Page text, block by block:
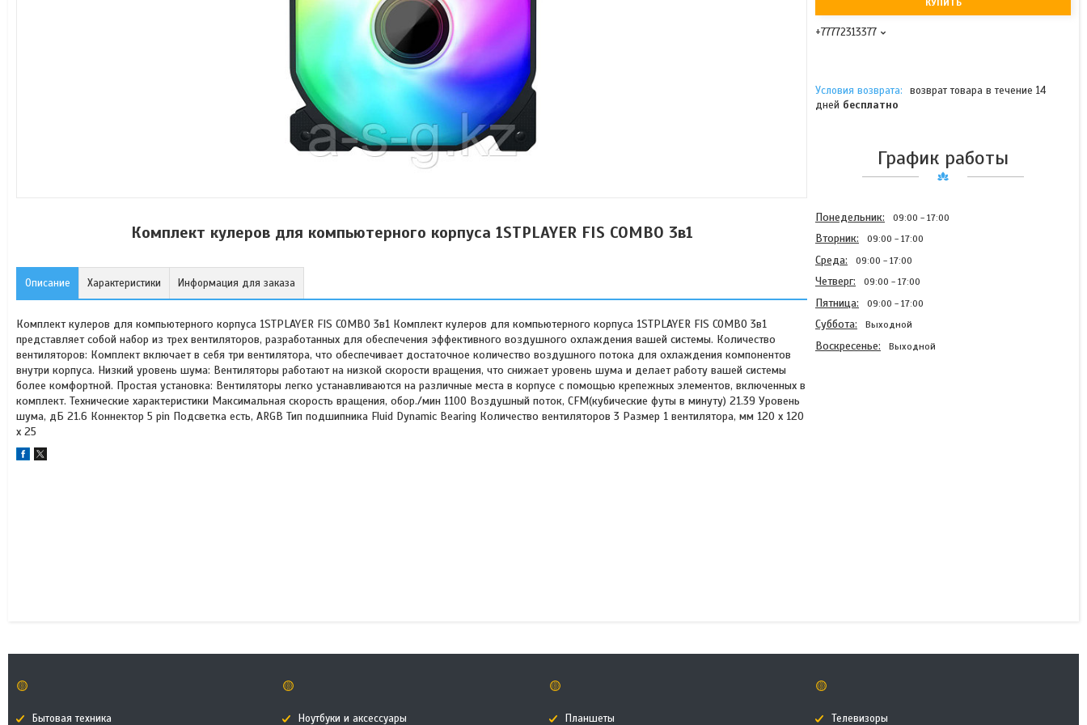
Комплект кулеров для компьютерного корпуса 1STPLAYER FIS COMBO 3в1
Описание Характеристики Информация для заказа
Комплект кулеров для компьютерного корпуса 1STPLAYER FIS COMBO 3в1 Комплект кулеров для компьютерного корпуса 1STPLAYER FIS COMBO 3в1
представляет собой набор из трех вентиляторов, разработанных для обеспечения эффективного воздушного охлаждения вашей системы. Количество
вентиляторов: Комплект включает в себя три вентилятора, что обеспечивает достаточное количество воздушного потока для охлаждения компонентов
внутри корпуса. Низкий уровень шума: Вентиляторы работают на низкой скорости вращения, что снижает уровень шума и делает работу вашей системы
более комфортной. Простая установка: Вентиляторы легко устанавливаются на различные места в корпусе с помощью крепежных элементов, включенных в
комплект. Технические характеристики Максимальная скорость вращения, обор./мин 1100 Воздушный поток, CFM(кубические футы в минуту) 21.39 Уровень
шума, дБ 21.6 Коннектор 5 pin Подсветка есть, ARGB Тип подшипника Fluid Dynamic Bearing Количество вентиляторов 3 Размер 1 вентилятора, мм 120 x 120
x 25
КУПИТЬ
+77772313377
возврат товара в течение 14
дней бесплатно
График работы
Понедельник 09:00 17:00
Вторник 09:00 17:00
Среда 09:00 17:00
Четверг 09:00 17:00
Пятница 09:00 17:00
Суббота Выходной
Воскресенье Выходной
🟡
Бытовая техника
🟡
Ноутбуки и аксессуары
🟡
Планшеты
🟡
Телевизоры